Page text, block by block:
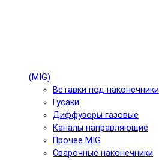
(MIG)
Вставки под наконечники
Гусаки
Диффузоры газовые
Каналы направляющие
Прочее MIG
Сварочные наконечники